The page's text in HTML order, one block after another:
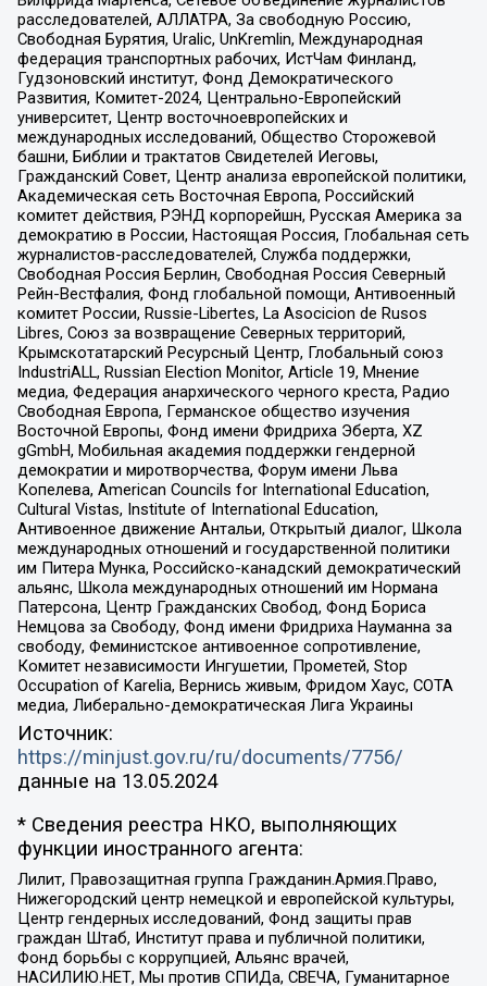
расследователей, АЛЛАТРА, За свободную Россию,
Свободная Бурятия, Uralic, UnKremlin, Международная
федерация транспортных рабочих, ИстЧам Финланд,
Гудзоновский институт, Фонд Демократического
Развития, Комитет-2024, Центрально-Европейский
университет, Центр восточноевропейских и
международных исследований, Общество Сторожевой
башни, Библии и трактатов Свидетелей Иеговы,
Гражданский Совет, Центр анализа европейской политики,
Академическая сеть Восточная Европа, Российский
комитет действия, РЭНД корпорейшн, Русская Америка за
демократию в России, Настоящая Россия, Глобальная сеть
журналистов-расследователей, Служба поддержки,
Свободная Россия Берлин, Свободная Россия Северный
Рейн-Вестфалия, Фонд глобальной помощи, Антивоенный
комитет России, Russie-Libertes, La Asocicion de Rusos
Libres, Союз за возвращение Северных территорий,
Крымскотатарский Ресурсный Центр, Глобальный союз
IndustriALL, Russian Election Monitor, Article 19, Мнение
медиа, Федерация анархического черного креста, Радио
Свободная Европа, Германское общество изучения
Восточной Европы, Фонд имени Фридриха Эберта, XZ
gGmbH, Мобильная академия поддержки гендерной
демократии и миротворчества, Форум имени Льва
Копелева, American Councils for International Education,
Cultural Vistas, Institute of International Education,
Антивоенное движение Антальи, Открытый диалог, Школа
международных отношений и государственной политики
им Питера Мунка, Российско-канадский демократический
альянс, Школа международных отношений им Нормана
Патерсона, Центр Гражданских Свобод, Фонд Бориса
Немцова за Свободу, Фонд имени Фридриха Науманна за
свободу, Феминистское антивоенное сопротивление,
Комитет независимости Ингушетии, Прометей, Stop
Occupation of Karelia, Вернись живым, Фридом Хаус, СОТА
медиа, Либерально-демократическая Лига Украины
Источник:
https://minjust.gov.ru/ru/documents/7756/
данные на 13.05.2024
* Сведения реестра НКО, выполняющих
функции иностранного агента:
Лилит, Правозащитная группа Гражданин.Армия.Право,
Нижегородский центр немецкой и европейской культуры,
Центр гендерных исследований, Фонд защиты прав
граждан Штаб, Институт права и публичной политики,
Фонд борьбы с коррупцией, Альянс врачей,
НАСИЛИЮ.НЕТ, Мы против СПИДа, СВЕЧА, Гуманитарное